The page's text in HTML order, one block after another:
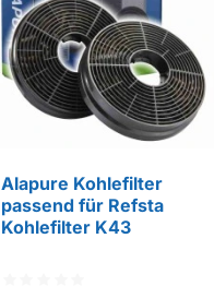
Alapure Kohlefilter
passend für Refsta
Kohlefilter K43